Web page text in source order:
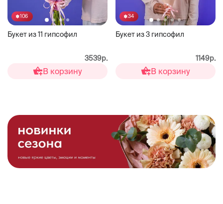
106
Букет из 11 гипсофил
3539р.
В корзину
34
Букет из 3 гипсофил
1149р.
В корзину